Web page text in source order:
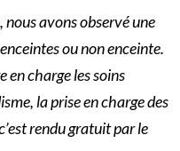
nous avons observé une
ou non enceinte.
en charge les soins
la prise en charge des
rendu gratuit par le